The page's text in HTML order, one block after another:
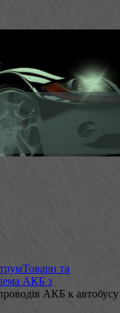
Товари та
АКБ з
АКБ к автобусу